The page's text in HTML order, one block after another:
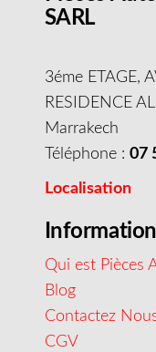
SARL
3éme ETAGE,
RESIDENCE
Marrakech
Téléphone : 07
Localisation
Qui est Pièces
Blog
Contactez
CGV